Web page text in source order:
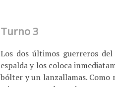
Turno 3
Los dos últimos guerreros
espalda y los coloca
bólter y un lanzallamas. Como